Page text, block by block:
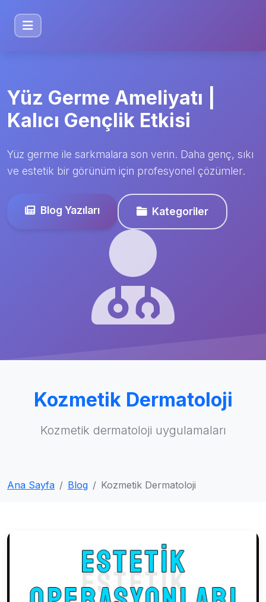
Yüz Germe Ameliyatı |
Kalıcı Gençlik Etkisi
Yüz germe ile sarkmalara son verin. Daha genç, sıkı
ve estetik bir görünüm için profesyonel çözümler.
Blog Yazıları Kategoriler
Kozmetik Dermatoloji
Kozmetik dermatoloji uygulamaları
Ana Sayfa Blog Kozmetik Dermatoloji